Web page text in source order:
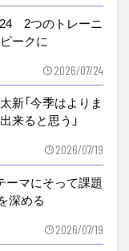
24 2つのトレーニ
ークに
2026/07/24
新「今季はよりま
来ると思う」
2026/07/19
ーマにそって課題
深める
2026/07/19